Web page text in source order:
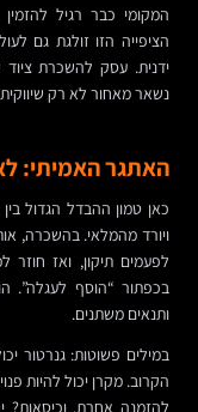
המקומי כבר רגיל להזמין
הציפייה הזו זולגת גם
ידנית. עסק להשכרת
נשאר מאחור לא רק
האתגר האמיתי:
כאן טמון ההבדל הגדול
ויורד מהמלאי. בהשכרה,
לפעמים תיקון, ואז
בכפתור “הוסף לעגלה”.
ותנאים משתנים.
במילים פשוטות: גנרטור